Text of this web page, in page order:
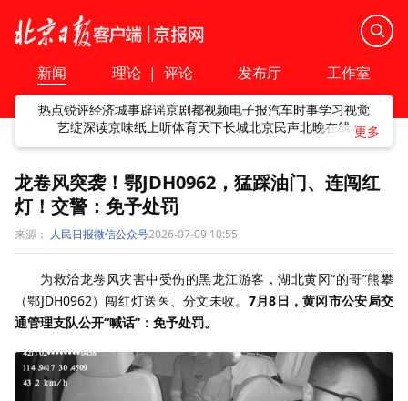
新闻 理论 | 评论 发布厅 工作室
热点锐评经济城事辟谣京剧都视频电子报汽车时事学习视觉
艺绽深读京味纸上听体育天下长城北京民声北晚在线
龙卷风突袭！鄂JDH0962，猛踩油门、连闯红
灯！交警：免予处罚
来源： 人民日报微信公众号2026-07-09 10:55
为救治龙卷风灾害中受伤的黑龙江游客，湖北黄冈“的哥”熊攀
（鄂JDH0962）闯红灯送医、分文未收。 7月8日，黄冈市公安局交
通管理支队公开“喊话”：免予处罚。